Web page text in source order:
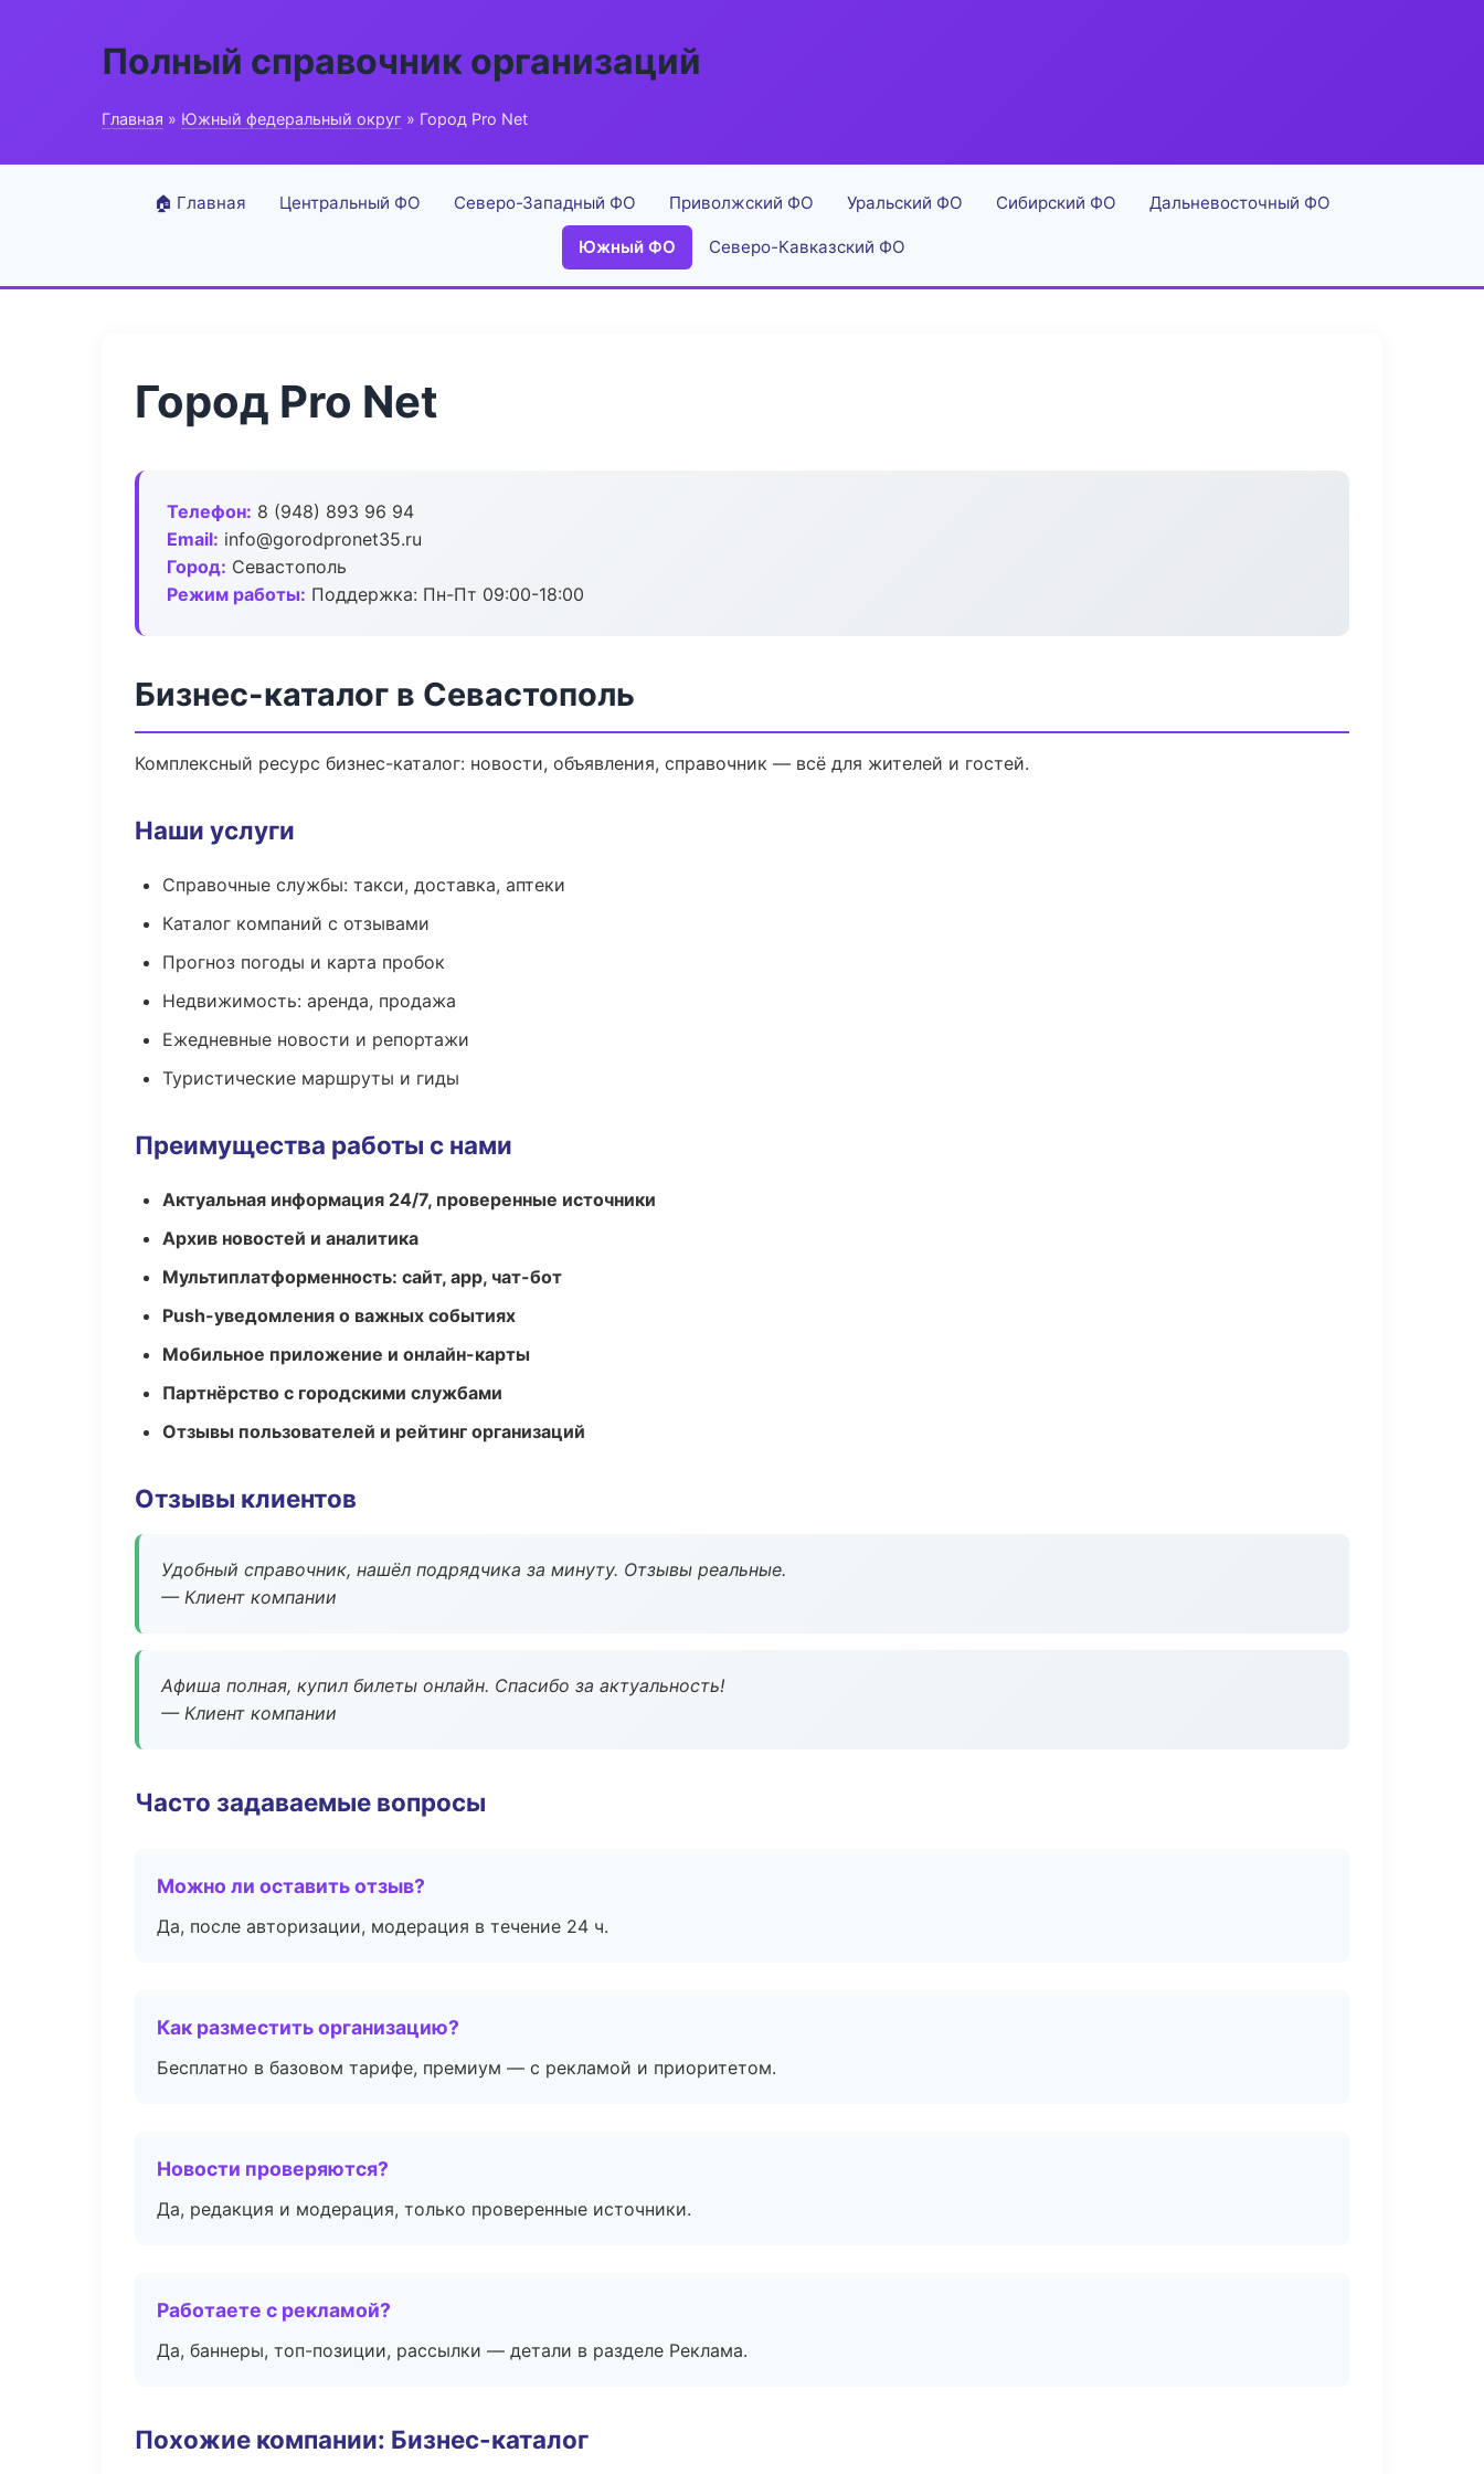
Полный справочник организаций
Главная » Южный федеральный округ » Город Pro Net
🏠 Главная Центральный ФО Северо-Западный ФО Приволжский ФО Уральский ФО Сибирский ФО Дальневосточный ФО
Южный ФО Северо-Кавказский ФО
Город Pro Net
Телефон: 8 (948) 893 96 94
Email: info@gorodpronet35.ru
Город: Севастополь
Режим работы: Поддержка: Пн-Пт 09:00-18:00
Бизнес-каталог в Севастополь
Комплексный ресурс бизнес-каталог: новости, объявления, справочник — всё для жителей и гостей.
Наши услуги
Справочные службы: такси, доставка, аптеки
Каталог компаний с отзывами
Прогноз погоды и карта пробок
Недвижимость: аренда, продажа
Ежедневные новости и репортажи
Туристические маршруты и гиды
Преимущества работы с нами
Актуальная информация 24/7, проверенные источники
Архив новостей и аналитика
Мультиплатформенность: сайт, app, чат-бот
Push-уведомления о важных событиях
Мобильное приложение и онлайн-карты
Партнёрство с городскими службами
Отзывы пользователей и рейтинг организаций
Отзывы клиентов
Удобный справочник, нашёл подрядчика за минуту. Отзывы реальные.
— Клиент компании
Афиша полная, купил билеты онлайн. Спасибо за актуальность!
— Клиент компании
Часто задаваемые вопросы
Можно ли оставить отзыв?
Да, после авторизации, модерация в течение 24 ч.
Как разместить организацию?
Бесплатно в базовом тарифе, премиум — с рекламой и приоритетом.
Новости проверяются?
Да, редакция и модерация, только проверенные источники.
Работаете с рекламой?
Да, баннеры, топ-позиции, рассылки — детали в разделе Реклама.
Похожие компании: Бизнес-каталог